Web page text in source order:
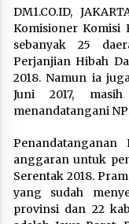
DM1.CO.ID,
Komisioner Komisi
sebanyak 25
Perjanjian Hibah
2018. Namun ia
Juni 2017,
menandatangani
anggaran untuk
Serentak 2018.
yang sudah
provinsi dan 22